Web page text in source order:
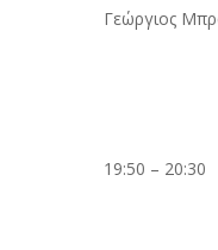
Γεώργιος
19:50 – 20:30